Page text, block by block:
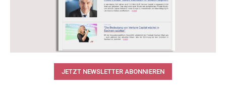
JETZT NEWSLETTER ABONNIEREN